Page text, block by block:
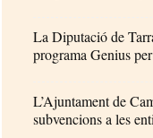
La Diputació de
programa Genius
L’Ajuntament de
subvencions a les